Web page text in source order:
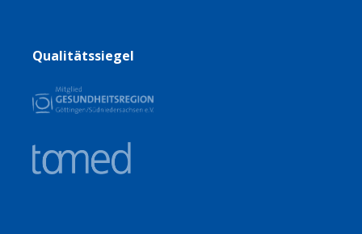
Qualitätssiegel